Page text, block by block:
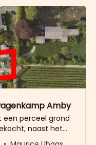
Amby
perceel grond
naast het